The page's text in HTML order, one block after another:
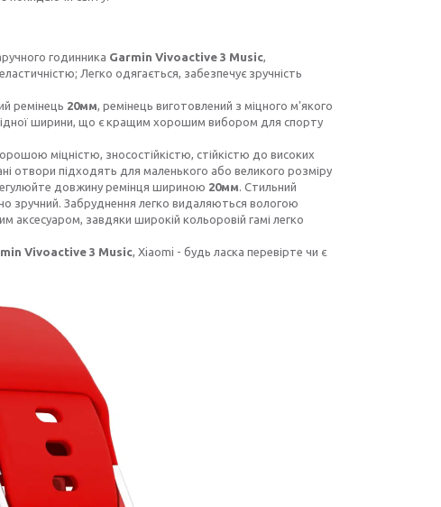
годинника Garmin Vivoactive 3 Music
Легко одягається, забезпечує зручність
ремінець 20мм , ремінець виготовлений з міцного м'якого
ширини, що є кращим хорошим вибором для спорту
міцністю, зносостійкістю, стійкістю до високих
отвори підходять для маленького або великого розміру
довжину ремінця шириною 20мм . Стильний
зручний. Забруднення легко видаляються вологою
аксесуаром, завдяки широкій кольоровій гамі легко
Vivoactive 3 Music , Xiaomi - будь ласка перевірте чи є